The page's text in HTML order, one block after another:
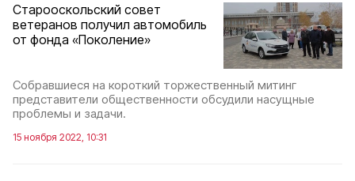
Старооскольский совет
ветеранов получил автомобиль
от фонда «Поколение»
Собравшиеся на короткий торжественный митинг
представители общественности обсудили насущные
проблемы и задачи.
15 ноября 2022, 10:31